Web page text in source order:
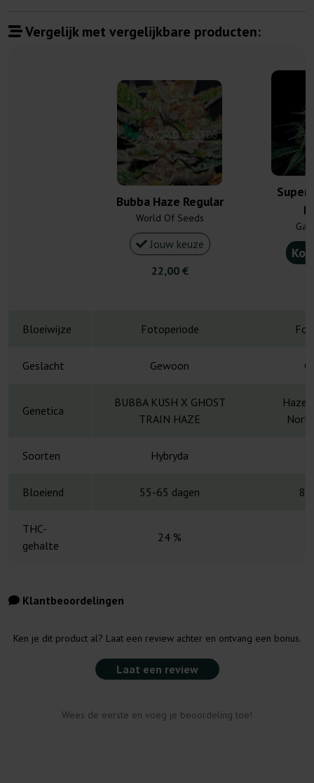
Vergelijk met vergelijkbare producten:
Bubba Haze Regular
World Of Seeds
Jouw keuze
22,00 €
Super
Bloeiwijze Fotoperiode
Geslacht Gewoon
Genetica
BUBBA KUSH X GHOST
TRAIN HAZE
Haze
Soorten Hybryda
Bloeiend 55-65 dagen 8-
THC-
gehalte
24 %
Klantbeoordelingen
Ken je dit product al? Laat een review achter en ontvang een bonus.
Laat een review
Wees de eerste en voeg je beoordeling toe!